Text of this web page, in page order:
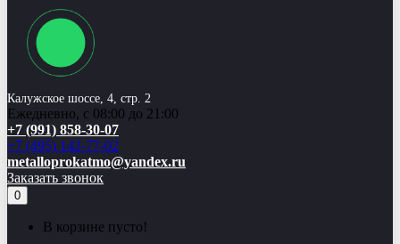
Калужское шоссе, 4, стр. 2
Ежедневно, с 08:00 до 21:00
+7 (991) 858-30-07
+7 (495) 142-77-02
metalloprokatmo@yandex.ru
Заказать звонок
0
В корзине пусто!